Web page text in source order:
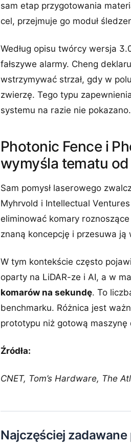
sam etap przygotowania
cel, przejmuje go moduł
Według opisu twórcy wersja
fałszywe alarmy. Cheng
wstrzymywać strzał, gdy w
zwierzę. Tego typu
systemu na razie nie pokazano.
Photonic Fence i
wymyśla tematu od
Sam pomysł laserowego
Myhrvold i Intellectual
eliminować komary
znaną koncepcję i przesuwa
W tym kontekście często
oparty na LiDAR-ze i AI, a w
komarów na sekundę. To
benchmarku. Różnica jest
prototypu niż gotową maszynę
Źródła:
CNET, Tom’s Hardware, The
Najczęściej